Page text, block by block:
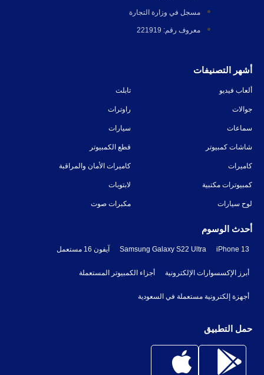
مسجل في وزارة التجارة
معروف رقم: 221919
أشهر التصنيفات
ألعاب فيديو تابلت
جوالات راوترات
سماعات سيارات
شاشات كمبيوتر قطع الكمبيوتر
كاميرات كاميرات الأمان والمراقبة
كمبيوترات مكتبية لابتوبات
لوح سيارات مكبرات صوت
أحدث الوسوم
iPhone 13
Samsung Galaxy S22 Ultra آيفون 16 مستعمل
أبرز الإكسسوارات الإلكترونية أجزاء الكمبيوتر المستعملة
أجهزة إلكترونية مستعملة في السعودية
حمل التطبيق